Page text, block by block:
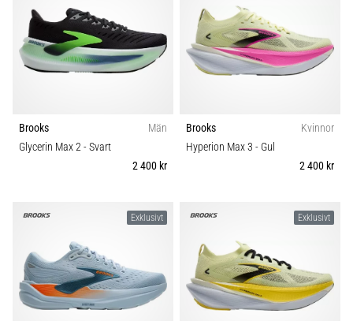
Brooks
Män
Glycerin Max 2- Svart
2 400 kr
Brooks
Kvinnor
Hyperion Max 3 - Gul
2 400 kr
Exklusivt Exklusivt